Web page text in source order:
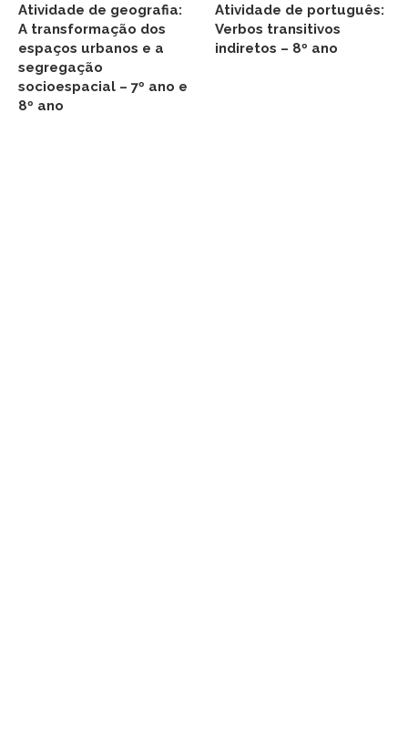
Atividade de geografia:
A transformação dos
espaços urbanos e a
segregação
socioespacial – 7º ano e
8º ano
Atividade de português:
Verbos transitivos
indiretos – 8º ano